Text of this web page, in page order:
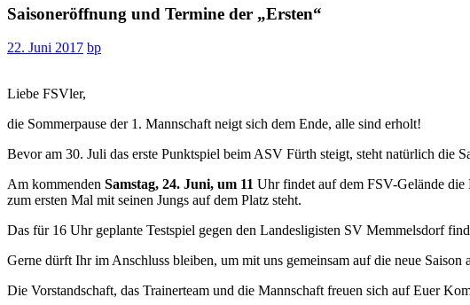
Saisoneröffnung und Termine der „Ersten“
22. Juni 2017 bp
Liebe FSVler,
die Sommerpause der 1. Mannschaft neigt sich dem Ende, alle sind erholt!
Bevor am 30. Juli das erste Punktspiel beim ASV Fürth steigt, steht natürlich die
Am kommenden Samstag, 24. Juni, um 11 Uhr findet auf dem FSV-Gelände die
zum ersten Mal mit seinen Jungs auf dem Platz steht.
Das für 16 Uhr geplante Testspiel gegen den Landesligisten SV Memmelsdorf
Gerne dürft Ihr im Anschluss bleiben, um mit uns gemeinsam auf die neue Saison
Die Vorstandschaft, das Trainerteam und die Mannschaft freuen sich auf Euer